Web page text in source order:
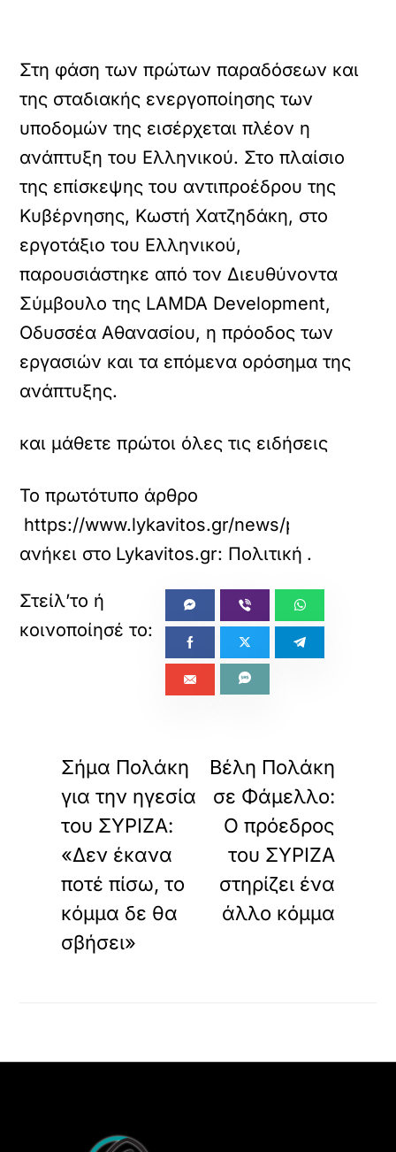
Στη φάση των πρώτων παραδόσεων και
της σταδιακής ενεργοποίησης των
υποδομών της εισέρχεται πλέον η
ανάπτυξη του Ελληνικού. Στο πλαίσιο
της επίσκεψης του αντιπροέδρου της
Κυβέρνησης, Κωστή Χατζηδάκη, στο
εργοτάξιο του Ελληνικού,
παρουσιάστηκε από τον Διευθύνοντα
Σύμβουλο της LAMDA Development,
Οδυσσέα Αθανασίου, η πρόοδος των
εργασιών και τα επόμενα ορόσημα της
ανάπτυξης.
και μάθετε πρώτοι όλες τις ειδήσεις
Το πρωτότυπο άρθρο
https://www.lykavitos.gr/news/politics/
ανήκει στο Lykavitos.gr: Πολιτική .
Σήμα Πολάκη
για την ηγεσία
του ΣΥΡΙΖΑ:
«Δεν έκανα
ποτέ πίσω, το
κόμμα δε θα
σβήσει»
Βέλη Πολάκη
σε Φάμελλο:
Ο πρόεδρος
του ΣΥΡΙΖΑ
στηρίζει ένα
άλλο κόμμα